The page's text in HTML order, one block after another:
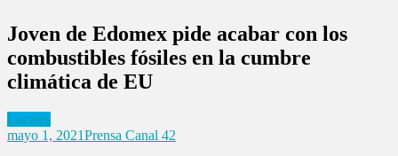
Joven de Edomex pide acabar con los
combustibles fósiles en la cumbre
climática de EU
Locales
mayo 1, 2021Prensa Canal 42